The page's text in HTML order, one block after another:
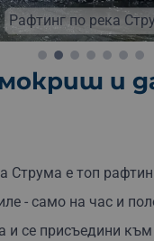
Рафтинг по река
и
Струма е топ
- само на час и
се присъедини
Безплатна